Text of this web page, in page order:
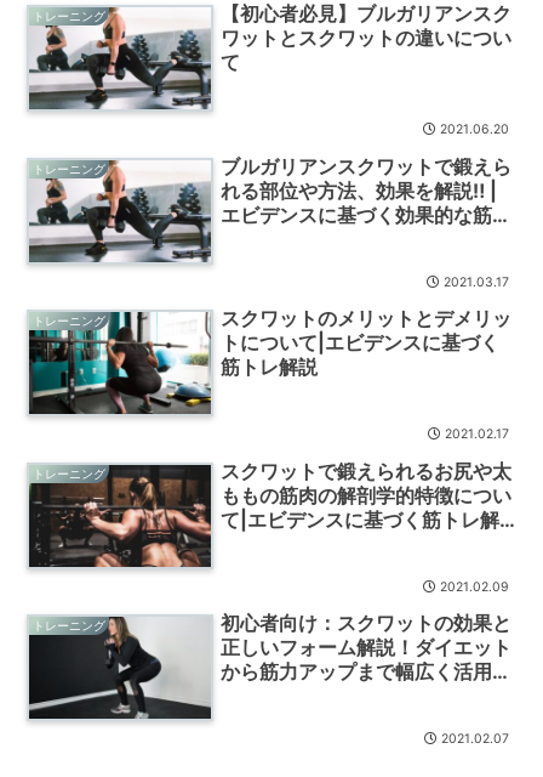
トレーニング
【初心者必見】ブルガリアンスク
ワットとスクワットの違いについ
て
2021.06.20
トレーニング
ブルガリアンスクワットで鍛えら
れる部位や方法、効果を解説‼ |
エビデンスに基づく効果的な筋ト
2021.03.17
トレーニング
スクワットのメリットとデメリッ
トについて|エビデンスに基づく
筋トレ解説
2021.02.17
トレーニング
スクワットで鍛えられるお尻や太
ももの筋肉の解剖学的特徴につい
て|エビデンスに基づく筋トレ解
2021.02.09
トレーニング
初心者向け：スクワットの効果と
正しいフォーム解説！ダイエット
から筋力アップまで幅広く活用し
2021.02.07